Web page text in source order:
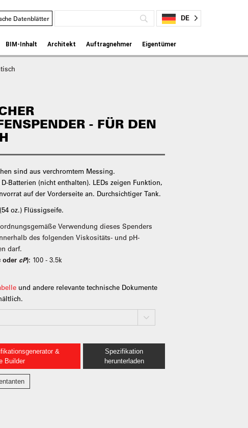
Datenblätter DE
BIM-Inhalt Architekt Auftragnehmer Eigentümer
- FÜR DEN
sind aus verchromtem Messing.
Batterien (nicht enthalten). LEDs zeigen Funktion,
auf der Vorderseite an. Durchsichtiger Tank.
oz.) Flüssigseife.
Verwendung dieses Spenders
des folgenden Viskositäts- und pH-
darf.
oder cP): 100 - 3.5k
und andere relevante technische Dokumente
&
Builder
Spezifikation
herunterladen